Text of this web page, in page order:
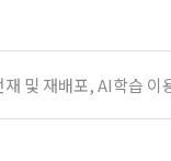
및 재배포, AI학습 이